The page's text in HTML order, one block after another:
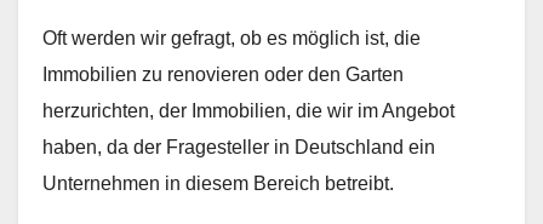
Oft werden wir gefragt, ob es möglich ist, die
Immobilien zu renovieren oder den Garten
herzurichten, der Immobilien, die wir im Angebot
haben, da der Fragesteller in Deutschland ein
Unternehmen in diesem Bereich betreibt.